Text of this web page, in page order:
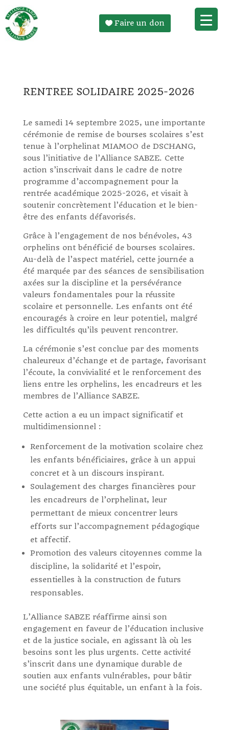
Faire un don
RENTREE SOLIDAIRE 2025-2026
Le samedi 14 septembre 2025, une importante
cérémonie de remise de bourses scolaires s’est
tenue à l’orphelinat MIAMOO de DSCHANG,
sous l’initiative de l’Alliance SABZE. Cette
action s’inscrivait dans le cadre de notre
programme d’accompagnement pour la
rentrée académique 2025-2026, et visait à
soutenir concrètement l’éducation et le bien-
être des enfants défavorisés.
Grâce à l’engagement de nos bénévoles, 43
orphelins ont bénéficié de bourses scolaires.
Au-delà de l’aspect matériel, cette journée a
été marquée par des séances de sensibilisation
axées sur la discipline et la persévérance
valeurs fondamentales pour la réussite
scolaire et personnelle. Les enfants ont été
encouragés à croire en leur potentiel, malgré
les difficultés qu’ils peuvent rencontrer.
La cérémonie s’est conclue par des moments
chaleureux d’échange et de partage, favorisant
l’écoute, la convivialité et le renforcement des
liens entre les orphelins, les encadreurs et les
membres de l’Alliance SABZE.
Cette action a eu un impact significatif et
multidimensionnel :
Renforcement de la motivation scolaire chez
les enfants bénéficiaires, grâce à un appui
concret et à un discours inspirant.
Soulagement des charges financières pour
les encadreurs de l’orphelinat, leur
permettant de mieux concentrer leurs
efforts sur l’accompagnement pédagogique
et affectif.
Promotion des valeurs citoyennes comme la
discipline, la solidarité et l’espoir,
essentielles à la construction de futurs
responsables.
L’Alliance SABZE réaffirme ainsi son
engagement en faveur de l’éducation inclusive
et de la justice sociale, en agissant là où les
besoins sont les plus urgents. Cette activité
s’inscrit dans une dynamique durable de
soutien aux enfants vulnérables, pour bâtir
une société plus équitable, un enfant à la fois.